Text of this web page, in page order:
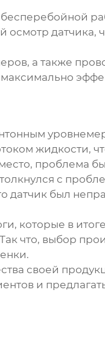
бесперебойной
датчика,
, а также
жидкости,
проблема
с
датчик был
которые в
что, выбор
своей
и